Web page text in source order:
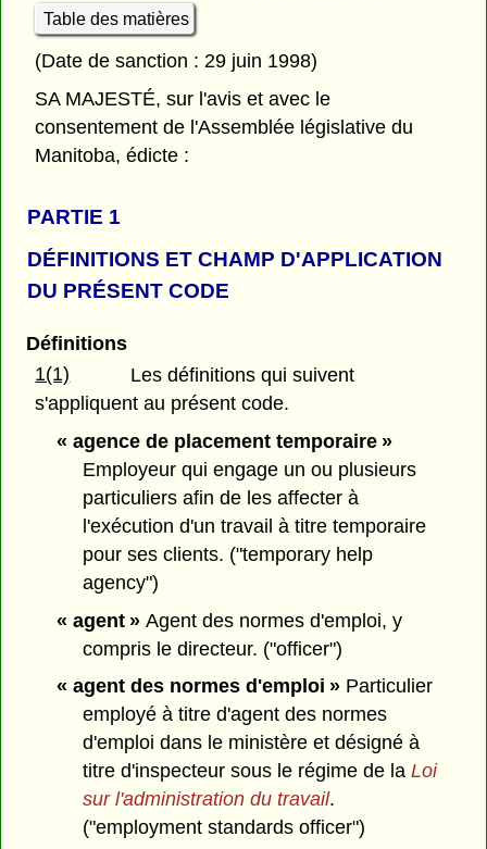
Table des matières
(Date de sanction : 29 juin 1998)
SA MAJESTÉ, sur l'avis et avec le
consentement de l'Assemblée législative du
Manitoba, édicte :
PARTIE 1
DÉFINITIONS ET CHAMP D'APPLICATION
DU PRÉSENT CODE
Définitions
1(1)
Les définitions qui suivent
s'appliquent au présent code.
« agence de placement temporaire »
Employeur qui engage un ou plusieurs
particuliers afin de les affecter à
l'exécution d'un travail à titre temporaire
pour ses clients. ("temporary help
agency")
« agent »Agent des normes d'emploi, y
compris le directeur. ("officer")
« agent des normes d'emploi »Particulier
employé à titre d'agent des normes
d'emploi dans le ministère et désigné à
titre d'inspecteur sous le régime de laLoi
sur l'administration du travail.
("employment standards officer")